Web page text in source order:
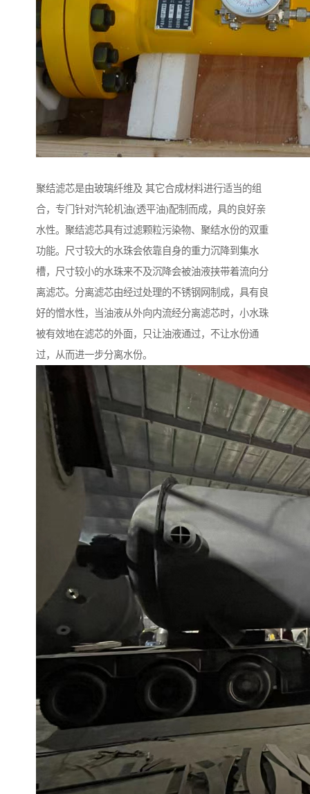
聚结滤芯是由玻璃纤维及 其它合成材料进行适当的组
合，专门针对汽轮机油(透平油)配制而成，具的良好亲
水性。聚结滤芯具有过滤颗粒污染物、聚结水份的双重
功能。尺寸较大的水珠会依靠自身的重力沉降到集水
槽，尺寸较小的水珠来不及沉降会被油液挟带着流向分
离滤芯。分离滤芯由经过处理的不锈钢网制成，具有良
好的憎水性，当油液从外向内流经分离滤芯时，小水珠
被有效地在滤芯的外面，只让油液通过，不让水份通
过，从而进一步分离水份。